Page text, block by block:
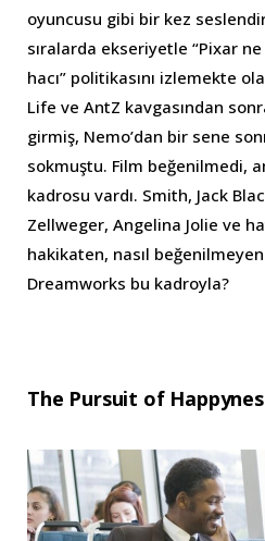
oyuncusu gibi bir kez
sıralarda ekseriyetle “Pixar
hacı” politikasını izlemekte
Life ve AntZ kavgasından
girmiş, Nemo’dan bir sene
sokmuştu. Film beğenilmedi,
kadrosu vardı. Smith, Jack
Zellweger, Angelina Jolie ve
hakikaten, nasıl
Dreamworks bu kadroyla?
The Pursuit of